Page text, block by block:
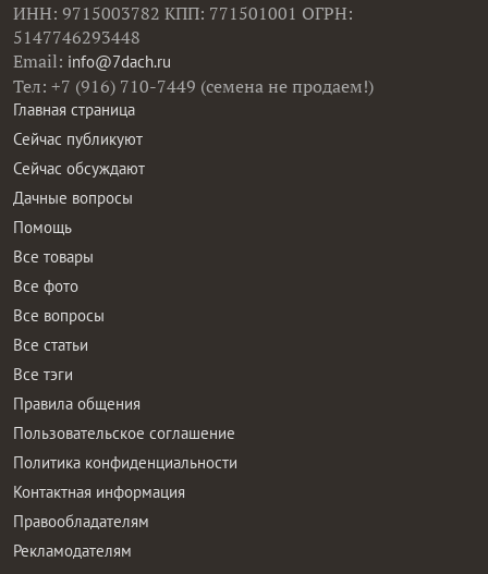
ИНН: 9715003782 КПП: 771501001 ОГРН:
5147746293448
Email: info@7dach.ru
Тел: +7 (916) 710-7449 (семена не продаем!)
Главная страница
Сейчас публикуют
Сейчас обсуждают
Дачные вопросы
Помощь
Все товары
Все фото
Все вопросы
Все статьи
Все тэги
Правила общения
Пользовательское соглашение
Политика конфиденциальности
Контактная информация
Правообладателям
Рекламодателям